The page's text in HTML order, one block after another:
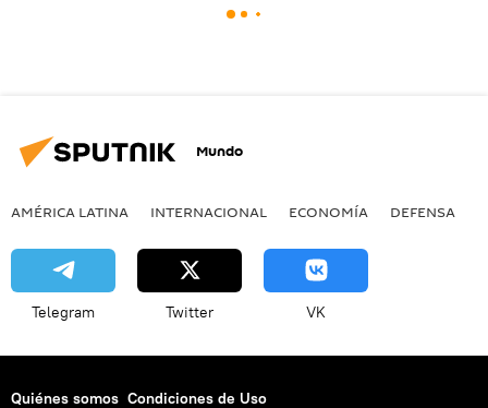
Mundo
AMÉRICA LATINA INTERNACIONAL ECONOMÍA DEFENSA
Telegram Twitter VK
Quiénes somos Condiciones de Uso